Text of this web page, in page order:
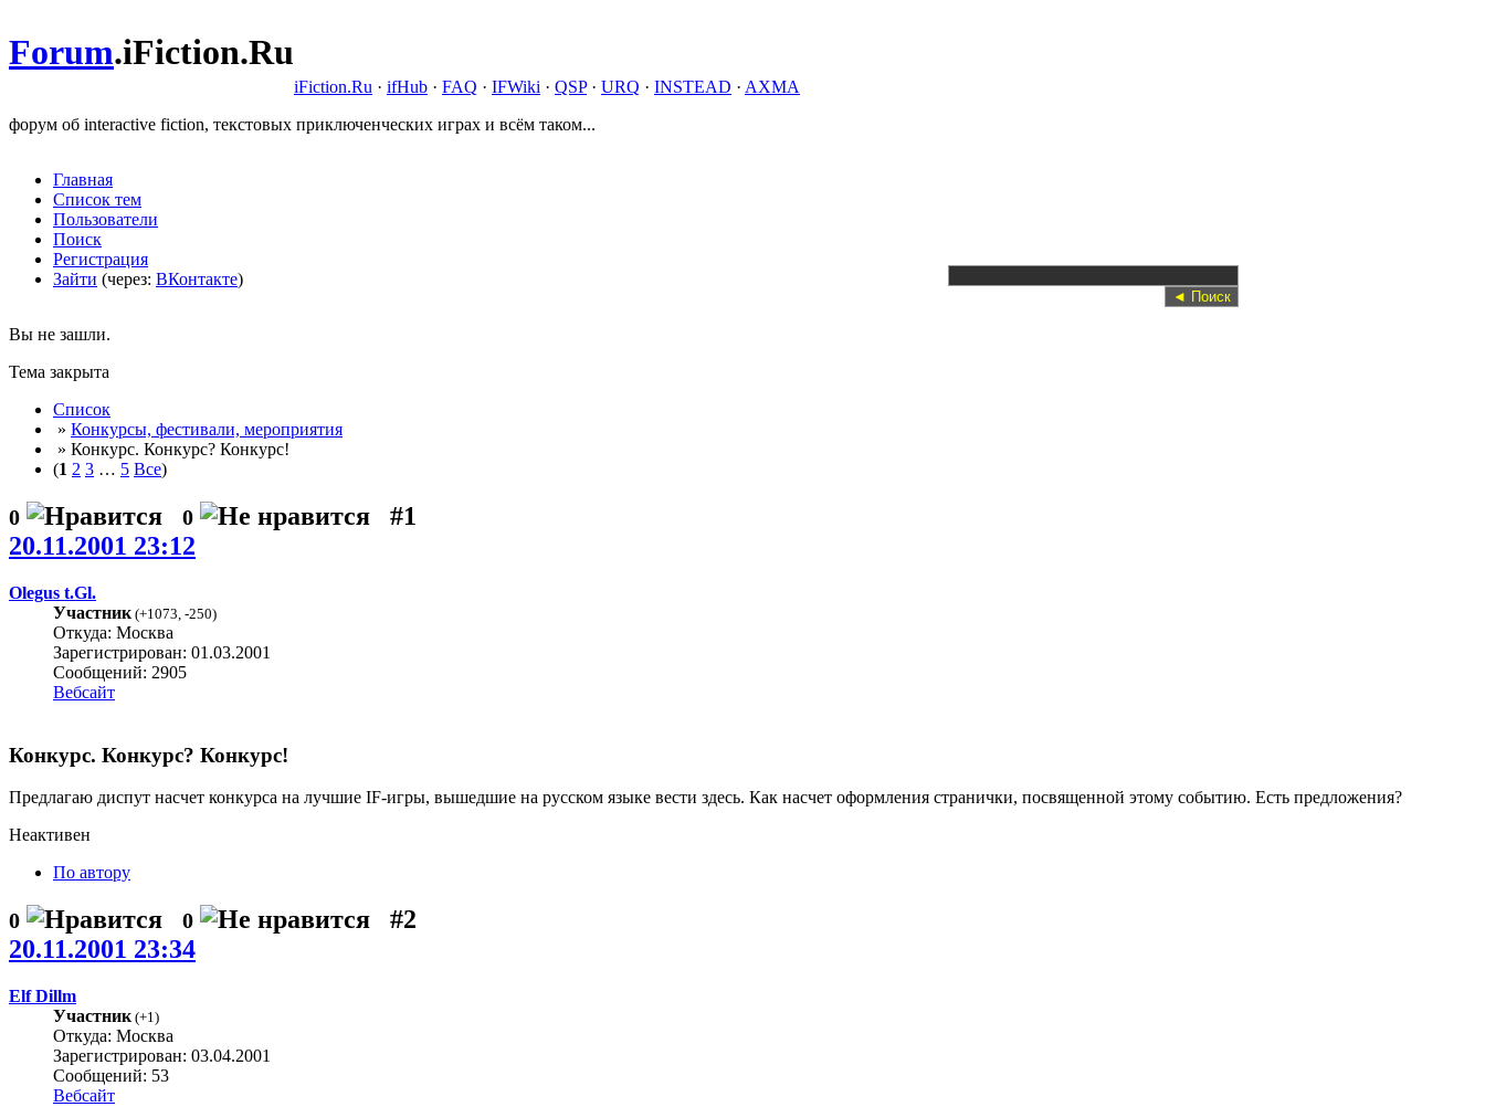
Forum.iFiction.Ru
iFiction.Ru · ifHub · FAQ · IFWiki · QSP· URQ · INSTEAD · AXMA
форум об interactive fiction, текстовых приключенческих играх и всём таком...
Главная
Список тем
Пользователи
Поиск
Регистрация
Зайти (через: ВКонтакте)
Вы не зашли.
Тема закрыта
Список
» Конкурсы, фестивали, мероприятия
» Конкурс. Конкурс? Конкурс!
(1 2 3 … 5 Все)
0 0
#1
20.11.2001 23:12
Olegus t.Gl.
Участник (+1073 -250)
Откуда: Москва
Зарегистрирован: 01.03.2001
Сообщений: 2905
Вебсайт
Конкурс. Конкурс? Конкурс!
Предлагаю диспут насчет конкурса на лучшие IF-игры, вышедшие на русском языке вести здесь. Как насчет оформления странички, посвященной этому событию. Есть предложения?
Неактивен
По автору
0 0
#2
20.11.2001 23:34
Elf Dillm
Участник(+1)
Откуда: Москва
Зарегистрирован: 03.04.2001
Сообщений: 53
Вебсайт